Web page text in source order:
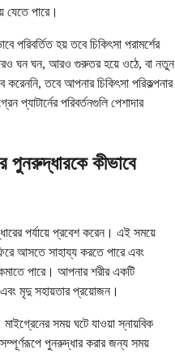
যেতে পারে।
পরিবর্তিত হয় তবে চিকিৎসা পরামর্শের
ঘন ঘন, আরও গুরুতর হয়ে ওঠে, বা নতুন
তবে আপনার চিকিৎসা পরিকল্পনার
প্যাটার্নের পরিবর্তনগুলি পেশাদার
পুনরুদ্ধারকে কীভাবে
পর্যায়ে প্রবেশ করেন। এই সময়ে
আসতে সাহায্য করতে পারে এবং
পারে। আপনার শরীর একটি
মৃদু সহায়তার প্রয়োজন।
সময় ঘটে যাওয়া স্নায়বিক
পুনরুদ্ধার করার জন্য সময়